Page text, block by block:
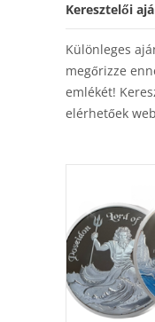
Keresztelői
Különleges
megőrizze
emlékét!
elérhetőek